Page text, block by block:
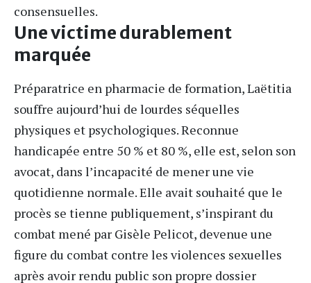
consensuelles.
Une victime durablement
marquée
Préparatrice en pharmacie de formation, Laëtitia
souffre aujourd’hui de lourdes séquelles
physiques et psychologiques. Reconnue
handicapée entre 50 % et 80 %, elle est, selon son
avocat, dans l’incapacité de mener une vie
quotidienne normale. Elle avait souhaité que le
procès se tienne publiquement, s’inspirant du
combat mené par Gisèle Pelicot, devenue une
figure du combat contre les violences sexuelles
après avoir rendu public son propre dossier